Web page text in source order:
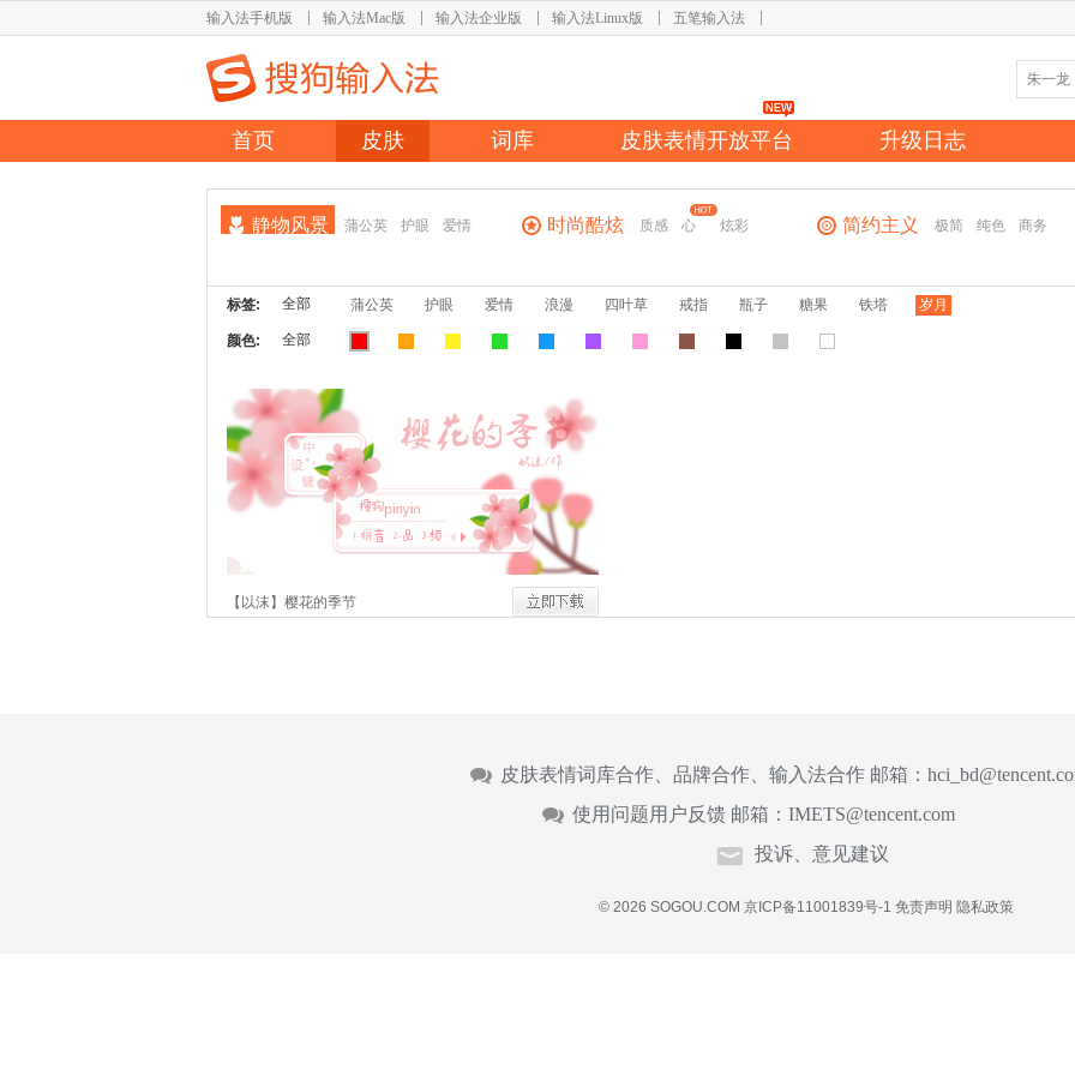
输入法手机版 输入法Mac版 输入法企业版 输入法Linux版 五笔输入法
首页 皮肤 词库 皮肤表情开放平台 升级日志
静物风景 蒲公英 护眼 爱情 时尚酷炫 质感 心 炫彩 简约主义 极简 纯色 商务
标签: 全部 蒲公英 护眼 爱情 浪漫 四叶草 戒指 瓶子 糖果 铁塔 岁月
颜色: 全部
【以沫】樱花的季节
皮肤表情词库合作、品牌合作、输入法合作 邮箱：
使用问题用户反馈 邮箱： IMETS@tencent.com
投诉、意见建议
© 2026 SOGOU.COM 京ICP备11001839号-1 免责声明 隐私政策